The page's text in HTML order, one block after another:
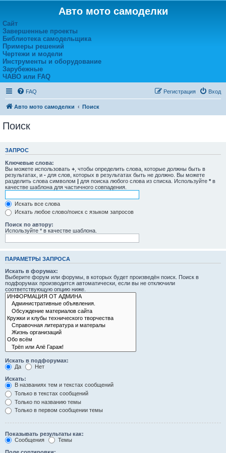
Авто мото самоделки
Сайт
Завершенные проекты
Библиотека самодельщика
Примеры решений
Чертежи и модели
Инструменты и оборудование
Зарубежные
ЧАВО или FAQ
FAQ Вход
Регистрация
Авто мото самоделки Поиск
Поиск
ЗАПРОС
Ключевые слова:
Вы можете использовать + , чтобы определить слова, которые должны быть в
результатах, и - для слов, которых в результатах быть не должно. Вы можете
разделить слова символом | для поиска любого слова из списка. Используйте * в
качестве шаблона для частичного совпадения.
Искать все слова
Искать любое слово/поиск с языком запросов
Поиск по автору:
Используйте * в качестве шаблона.
ПАРАМЕТРЫ ЗАПРОСА
Искать в форумах:
Выберите форум или форумы, в которых будет произведён поиск. Поиск в
подфорумах производится автоматически, если вы не отключили
соответствующую опцию ниже.
Искать в подфорумах:
Да
Нет
Искать:
В названиях тем и текстах сообщений
Только в текстах сообщений
Только по названию темы
Только в первом сообщении темы
Показывать результаты как:
Сообщения
Темы